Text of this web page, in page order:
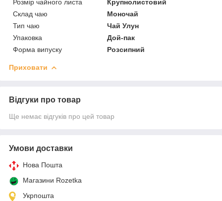
Розмір чайного листа
Крупнолистовий
Склад чаю
Моночай
Тип чаю
Чай Улун
Упаковка
Дой-пак
Форма випуску
Розсипний
Приховати
Відгуки про товар
Ще немає відгуків про цей товар
Умови доставки
Нова Пошта
Магазини Rozetka
Укрпошта